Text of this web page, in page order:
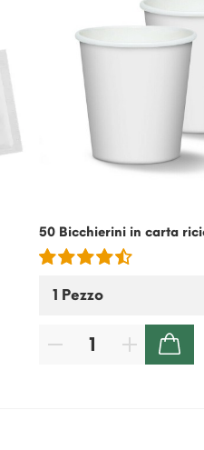
50 Bicchierini in carta